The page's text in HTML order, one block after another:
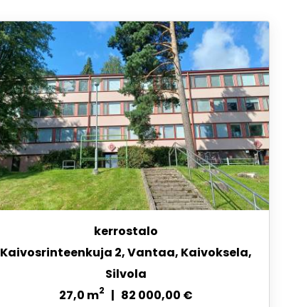
kerrostalo
Kaivosrinteenkuja 2, Vantaa, Kaivoksela,
Silvola
27,0 m2 | 82 000,00 €